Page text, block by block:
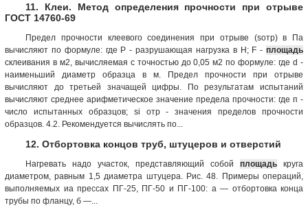
11. Клеи. Метод определения прочности при отрыве
ГОСТ 14760-69
Предел прочности клеевого соединения при отрыве (sотр) в Па
вычисляют по формуле: где Р - разрушающая нагрузка в Н; F - площадь
склеивания в м2, вычисляемая с точностью до 0,05 м2 по формуле: где d -
наименьший диаметр образца в м. Предел прочности при отрыве
вычисляют до третьей значащей цифры. По результатам испытаний
вычисляют среднее арифметическое значение предела прочности: где п -
число испытанных образцов; si отр - значения пределов прочности
образцов. 4.2. Рекомендуется вычислять по...
12. Отбортовка концов труб, штуцеров и отверстий
Нагревать надо участок, представляющий собой площадь круга
диаметром, равным 1,5 диаметра штуцера. Рис. 48. Примеры операций,
выполняемых иа прессах ПГ-25, ПГ-50 и ПГ-100: а — отбортовка конца
трубы по фланцу, б —...